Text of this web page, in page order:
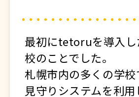
最初にtetoruを導入し
校のことでした。
札幌市内の多くの学
見守りシステムを利